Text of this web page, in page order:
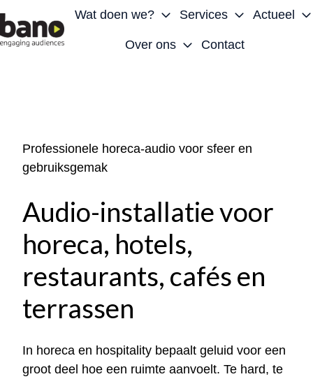
Wat doen we? Services Actueel
Over ons Contact
Professionele horeca-audio voor sfeer en
gebruiksgemak
Audio-installatie voor
horeca, hotels,
restaurants, cafés en
terrassen
In horeca en hospitality bepaalt geluid voor een
groot deel hoe een ruimte aanvoelt. Te hard, te